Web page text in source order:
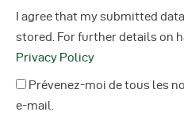
I agree that my submitted
stored. For further details on
Privacy Policy
Prévenez-moi de tous les
e-mail.